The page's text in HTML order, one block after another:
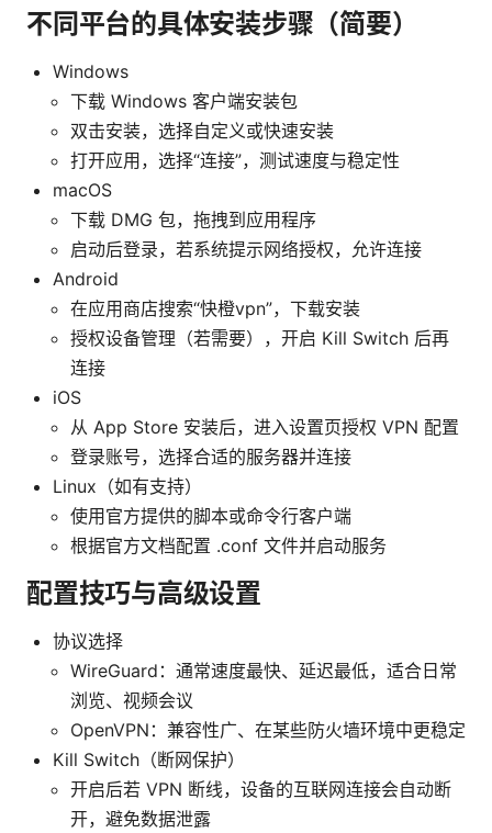
不同平台的具体安装步骤（简要）
Windows
下载 Windows 客户端安装包
双击安装，选择自定义或快速安装
打开应用，选择“连接”，测试速度与稳定性
macOS
下载 DMG 包，拖拽到应用程序
启动后登录，若系统提示网络授权，允许连接
Android
在应用商店搜索“快橙vpn”，下载安装
授权设备管理（若需要），开启 Kill Switch 后再
连接
iOS
从 App Store 安装后，进入设置页授权 VPN 配置
登录账号，选择合适的服务器并连接
Linux（如有支持）
使用官方提供的脚本或命令行客户端
根据官方文档配置 .conf 文件并启动服务
配置技巧与高级设置
协议选择
WireGuard：通常速度最快、延迟最低，适合日常
浏览、视频会议
OpenVPN：兼容性广、在某些防火墙环境中更稳定
Kill Switch（断网保护）
开启后若 VPN 断线，设备的互联网连接会自动断
开，避免数据泄露